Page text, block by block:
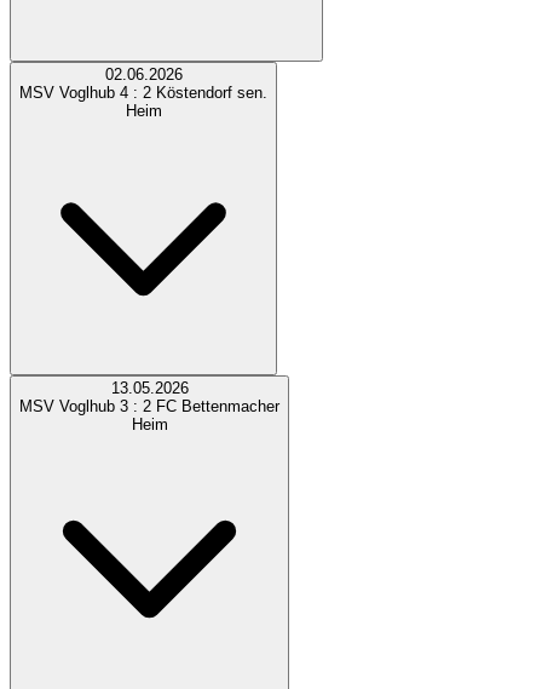
02.06.2026
MSV Voglhub 4 : 2 Köstendorf sen.
Heim
13.05.2026
MSV Voglhub 3 : 2 FC Bettenmacher
Heim